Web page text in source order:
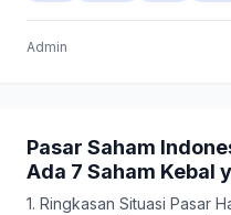
Admin
Pasar Saham
Ada 7 Saham Kebal
1. Ringkasan Situasi Pasar